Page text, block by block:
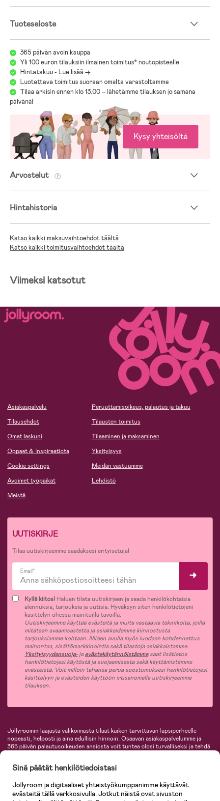
Tuoteseloste
365 päivän avoin kauppa
Yli 100 euron tilauksiin ilmainen toimitus* noutopisteelle
Hintatakuu - Lue lisää ->
Luotettava toimitus suoraan omalta varastoltamme
Tilaa arkisin ennen klo 13.00 – lähetämme tilauksen jo samana
päivänä!
Kysy yhteisöltä
Arvostelut
Hintahistoria
Katso kaikki maksuvaihtoehdot täältä
Katso kaikki toimitusvaihtoehdot täältä
Viimeksi katsotut
Asiakaspalvelu
Tilausehdot
Omat laskuni
Oppaat & Inspiraatiota
Cookie settings
Avoimet työpaikat
Meistä
Peruuttamisoikeus, palautus ja takuu
Tilausten toimitus
Tilaaminen ja maksaminen
Yksityisyys
Meidän vastuumme
Lehdistö
UUTISKIRJE
Tilaa uutiskirjeemme saadaksesi erityisetuja!
Email*
Kyllä kiitos! Haluan tilata uutiskirjeen ja saada henkilökohtaisia
alennuksia, tarjouksia ja uutisia. Hyväksyn siten henkilötietojeni
käsittelyn ohessa mainituilla tavoilla.
Uutiskirjeemme käyttää evästeitä ja muita vastaavia tekniikoita, joilla
mitataan avaamisastetta ja asiakkaidemme kiinnostusta
tarjouksiamme kohtaan. Niiden avulla myös luodaan kohdennettua
mainontaa, sisältömarkkinointia sekä tilastoja asiakkaistamme.
Yksityisyydensuoja-jaevästekäytännöistämmesaat lisätietoa
henkilötietojesi käytöstä ja suojaamisesta sekä käyttämistämme
evästeistä. Voit milloin tahansa perua suostumuksesi henkilötietojesi
käsittelyyn ja evästeiden käyttöön irtisanomalla uutiskirjeemme
tilauksen.
Jollyroomin laajasta valikoimasta tilaat kaiken tarvittavan lapsiperheelle
nopeasti, helposti ja aina edullisin hinnoin. Osaavan asiakaspalvelumme ja
365 päivän palautusoikeuden ansiosta voit tuntea olosi turvalliseksi ja tehdä
lastentarvikkeita sekä paljon muuta. Meiltä löydät lukuisia tunnettuja
KidKraft, Ergobaby, Philips Avent, Neonate, Cybex, LEGO ja monia muita!
Tervetuloa shoppailemaan Pohjoismaiden suurimpaan lastentarvikkeiden
Sinä päätät henkilötiedoistasi
Jollyroom ja digitaaliset yhteistyökumppanimme käyttävät
evästeitä tällä verkkosivulla. Jotkut näistä ovat sivuston